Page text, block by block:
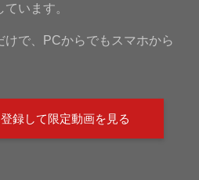
います。
けで、PCからでもスマホから
録して限定動画を見る